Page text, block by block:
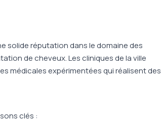
solide réputation dans le domaine des
de cheveux. Les cliniques de la ville
médicales expérimentées qui réalisent des
clés :